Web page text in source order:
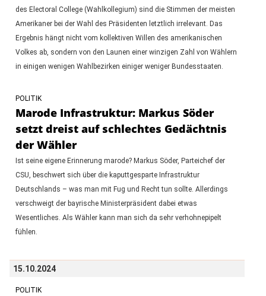
des Electoral College (Wahlkollegium) sind die Stimmen der meisten
Amerikaner bei der Wahl des Präsidenten letztlich irrelevant. Das
Ergebnis hängt nicht vom kollektiven Willen des amerikanischen
Volkes ab, sondern von den Launen einer winzigen Zahl von Wählern
in einigen wenigen Wahlbezirken einiger weniger Bundesstaaten.
POLITIK
Marode Infrastruktur: Markus Söder
setzt dreist auf schlechtes Gedächtnis
der Wähler
Ist seine eigene Erinnerung marode? Markus Söder, Parteichef der
CSU, beschwert sich über die kaputtgesparte Infrastruktur
Deutschlands – was man mit Fug und Recht tun sollte. Allerdings
verschweigt der bayrische Ministerpräsident dabei etwas
Wesentliches. Als Wähler kann man sich da sehr verhohnepipelt
fühlen.
15.10.2024
POLITIK